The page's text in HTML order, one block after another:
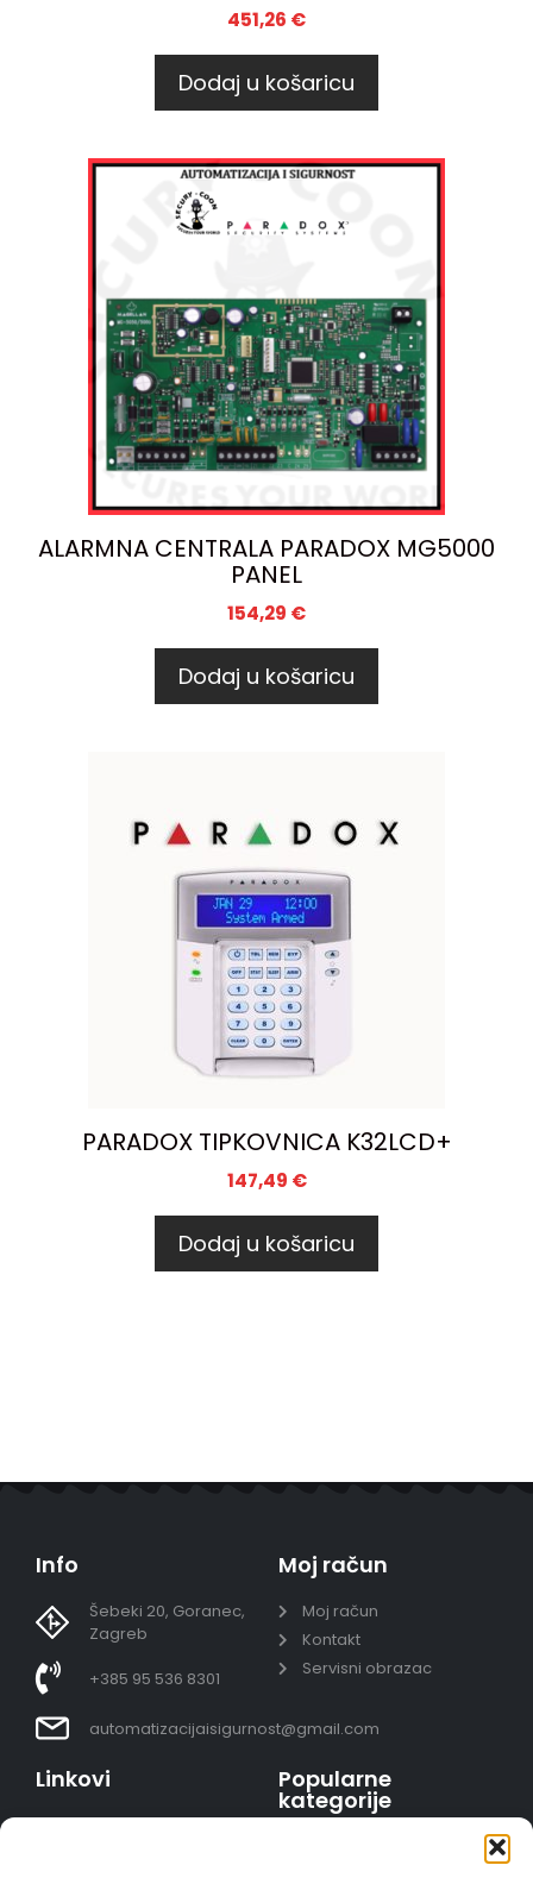
451,26 €
Dodaj u košaricu
ALARMNA CENTRALA PARADOX MG5000
PANEL
154,29 €
Dodaj u košaricu
PARADOX TIPKOVNICA K32LCD+
147,49 €
Dodaj u košaricu
Info
Šebeki 20, Goranec,
Zagreb
+385 95 536 8301
automatizacijaisigurnost@gmail.com
Moj račun
Moj račun
Kontakt
Servisni obrazac
Linkovi Popularne
kategorije
Video nadzor - kompleti